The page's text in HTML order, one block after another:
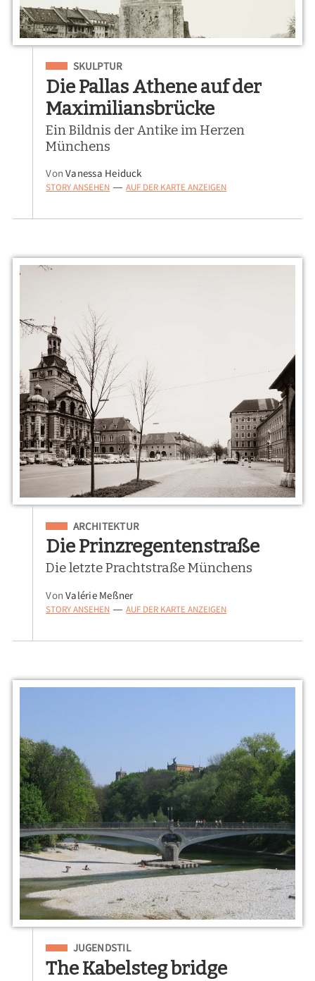
Eingeordnet unter
SKULPTUR
Die Pallas Athene auf der
Maximiliansbrücke
Ein Bildnis der Antike im Herzen
Münchens
VonVanessa Heiduck
STORY ANSEHEN — AUF DER KARTE ANZEIGEN
Eingeordnet unter
ARCHITEKTUR
Die Prinzregentenstraße
Die letzte Prachtstraße Münchens
VonValérie Meßner
STORY ANSEHEN — AUF DER KARTE ANZEIGEN
Eingeordnet unter
JUGENDSTIL
The Kabelsteg bridge